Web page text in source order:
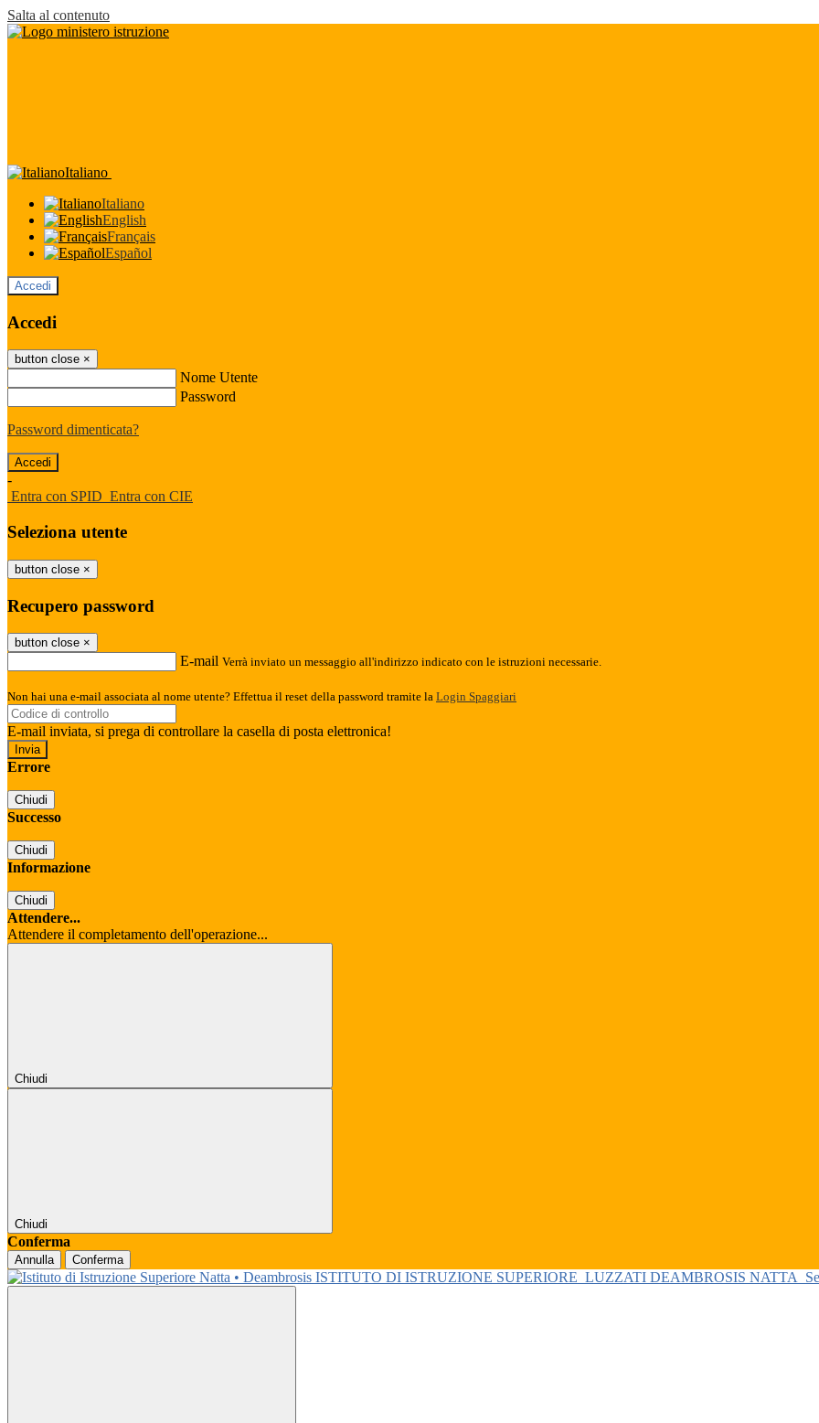
Salta al contenuto
Italiano
Italiano
English
Français
Español
Accedi
Accedi
button close ×
Nome Utente
Password
Password dimenticata?
-
Entra con SPID Entra con CIE
Seleziona utente
button close ×
Recupero password
button close ×
E-mail Verrà inviato un messaggio all'indirizzo indicato con le istruzioni necessarie.
Non hai una e-mail associata al nome utente? Effettua il reset della password tramite la Login Spaggiari
E-mail inviata, si prega di controllare la casella di posta elettronica!
Errore
Chiudi
Successo
Chiudi
Informazione
Chiudi
Attendere...
Attendere il completamento dell'operazione...
Chiudi
Chiudi
Conferma
Annulla Conferma
ISTITUTO DI ISTRUZIONE SUPERIORE LUZZATI DEAMBROSIS NATTA